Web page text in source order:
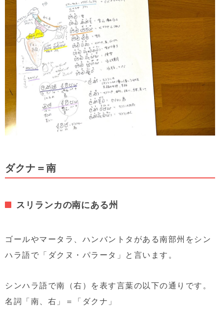
ダクナ＝南
スリランカの南にある州
ゴールやマータラ、ハンバントタがある南部州をシン
ハラ語で「ダクヌ・パラータ」と言います。
シンハラ語で南（右）を表す言葉の以下の通りです。
名詞「南、右」＝「ダクナ」